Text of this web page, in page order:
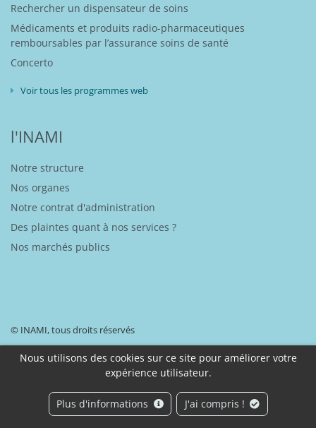
Nous utilisons des cookies sur ce site pour améliorer votre
expérience utilisateur.
Plus d'informations J'ai compris !
Rechercher un dispensateur de soins
Médicaments et produits radio-pharmaceutiques
remboursables par l’assurance soins de santé
Concerto
Voir tous les programmes web
l'INAMI
Notre structure
Nos organes
Notre contrat d'administration
Des plaintes quant à nos services ?
Nos marchés publics
© INAMI, tous droits réservés
Déclaration d’accessibilité
Protection de vos données à caractère personnel